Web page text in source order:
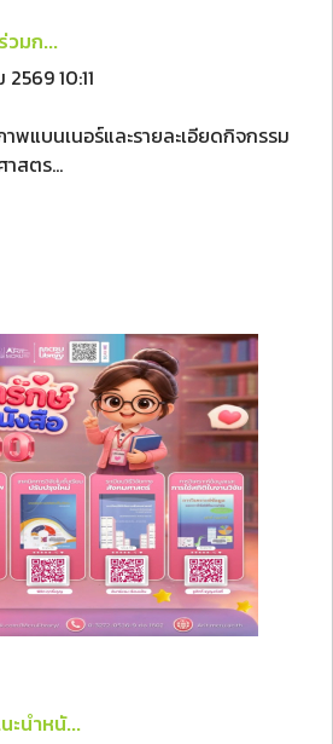
วมก...
10:11
แบนเนอร์และรายละเอียดกิจกรรม
สตร...
ะนำหนั...